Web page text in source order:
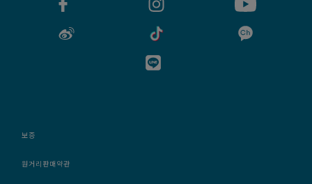
보증
원거리판매약관